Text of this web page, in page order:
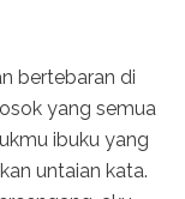
bertebaran di
yang semua
ibuku yang
untaian kata.